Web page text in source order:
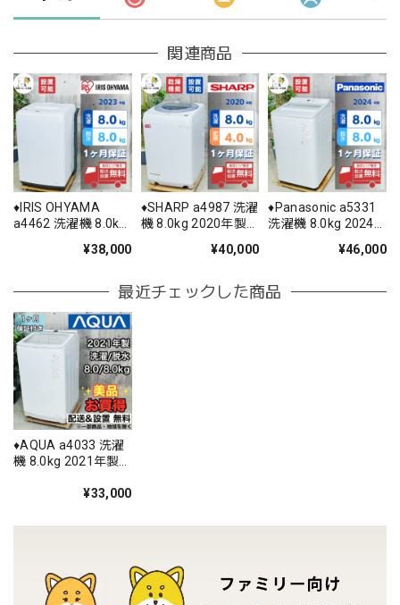
関連商品
♦️IRIS OHYAMA
a4462 洗濯機 8.0kg
¥38,000
♦️SHARP a4987 洗濯
機 8.0kg 2020年製
¥40,000
♦️Panasonic a5331
洗濯機 8.0kg 2024
¥46,000
最近チェックした商品
♦️AQUA a4033 洗濯
機 8.0kg 2021年製
¥33,000